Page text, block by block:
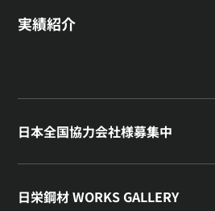
実績紹介
日本全国協力会社様募集中
日栄鋼材 WORKS GALLERY